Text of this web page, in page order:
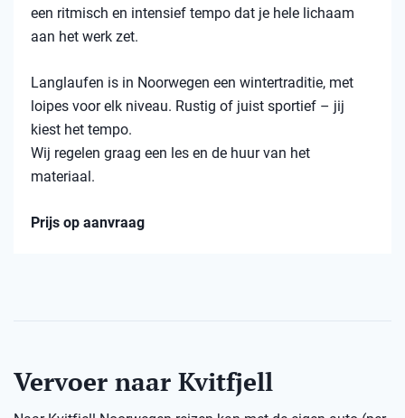
een ritmisch en intensief tempo dat je hele lichaam
aan het werk zet.
Langlaufen is in Noorwegen een wintertraditie, met
loipes voor elk niveau. Rustig of juist sportief – jij
kiest het tempo.
Wij regelen graag een les en de huur van het
materiaal.
Prijs op aanvraag
Vervoer naar Kvitfjell